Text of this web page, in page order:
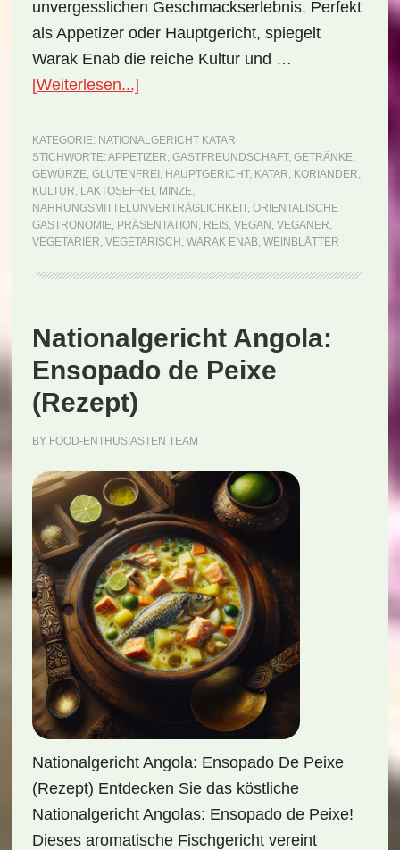
unvergesslichen Geschmackserlebnis. Perfekt
als Appetizer oder Hauptgericht, spiegelt
Warak Enab die reiche Kultur und …
[Weiterlesen...]ÜberNationalgericht
Warak
Enab
(Rezept)
KATEGORIE: NATIONALGERICHT KATAR
STICHWORTE: APPETIZER, GASTFREUNDSCHAFT, GETRÄNKE,
GEWÜRZE, GLUTENFREI , HAUPTGERICHT, KATAR, KORIANDER,
KULTUR, LAKTOSEFREI , MINZE,
NAHRUNGSMITTELUNVERTRÄGLICHKEIT, ORIENTALISCHE
GASTRONOMIE, PRÄSENTATION , REIS, VEGAN , VEGANER,
VEGETARIER, VEGETARISCH , WARAK ENAB, WEINBLÄTTER
Nationalgericht Angola:
Ensopado de Peixe
(Rezept)
BY FOOD-ENTHUSIASTEN TEAM
Nationalgericht Angola: Ensopado De Peixe
(Rezept) Entdecken Sie das köstliche
Nationalgericht Angolas: Ensopado de Peixe!
Dieses aromatische Fischgericht vereint